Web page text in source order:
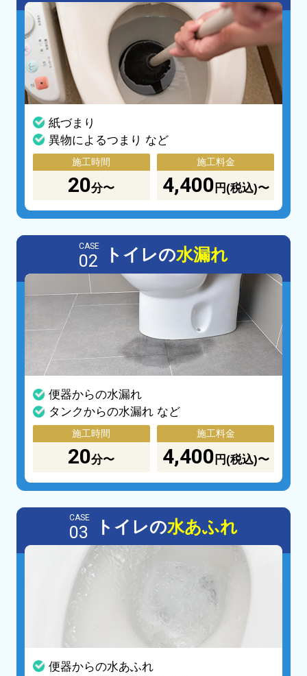
紙づまり
異物によるつまり など
施工時間
20分〜
施工料金
4,400 円(税込)〜
CASE
02 トイレの水漏れ
便器からの水漏れ
タンクからの水漏れ など
施工時間
20分〜
施工料金
4,400 円(税込)〜
CASE
03 トイレの水あふれ
便器からの水あふれ